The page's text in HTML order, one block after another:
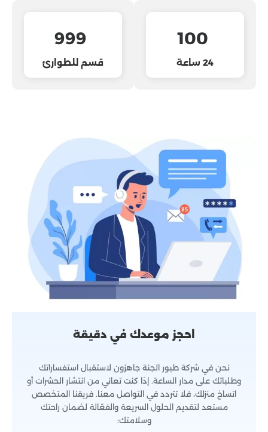
100
24 ساعة
999
قسم للطوارئ
احجز موعدك في دقيقة
نحن في شركة طيور الجنة جاهزون لاستقبال استفساراتك
وطلباتك على مدار الساعة. إذا كنت تعاني من انتشار الحشرات أو
اتساخ منزلك، فلا تتردد في التواصل معنا. فريقنا المتخصص
مستعد لتقديم الحلول السريعة والفعّالة لضمان راحتك
وسلامتك: